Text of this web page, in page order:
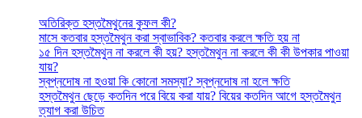
অতিরিক্ত হস্তমৈথুনের কুফল কী?
মাসে কতবার হস্তমৈথুন করা স্বাভাবিক? কতবার করলে ক্ষতি হয় না
১৫ দিন হস্তমৈথুন না করলে কী হয়? হস্তমৈথুন না করলে কী কী উপকার পাওয়া
যায়?
স্বপ্নদোষ না হওয়া কি কোনো সমস্যা? স্বপ্নদোষ না হলে ক্ষতি
হস্তমৈথুন ছেড়ে কতদিন পরে বিয়ে করা যায়? বিয়ের কতদিন আগে হস্তমৈথুন
ত্যাগ করা উচিত